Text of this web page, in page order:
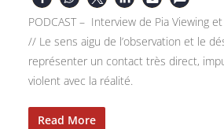
PODCAST – Interview de Pia Viewing
// Le sens aigu de l’observation et le
représenter un contact très direct,
violent avec la réalité.
Read More